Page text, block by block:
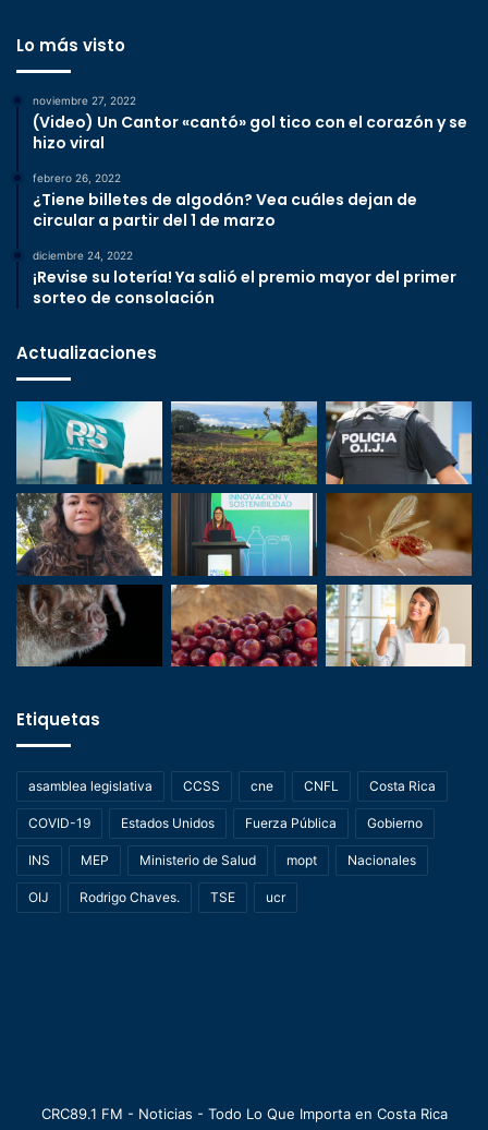
Lo más visto
noviembre 27, 2022
(Video) Un Cantor «cantó» gol tico con el corazón y se
hizo viral
febrero 26, 2022
¿Tiene billetes de algodón? Vea cuáles dejan de
circular a partir del 1 de marzo
diciembre 24, 2022
¡Revise su lotería! Ya salió el premio mayor del primer
sorteo de consolación
Actualizaciones
Etiquetas
asamblea legislativa CCSS cne CNFL Costa Rica
COVID-19 Estados Unidos Fuerza Pública Gobierno
INS MEP Ministerio de Salud mopt Nacionales
OIJ Rodrigo Chaves. TSE ucr
CRC89.1 FM - Noticias - Todo Lo Que Importa en Costa Rica